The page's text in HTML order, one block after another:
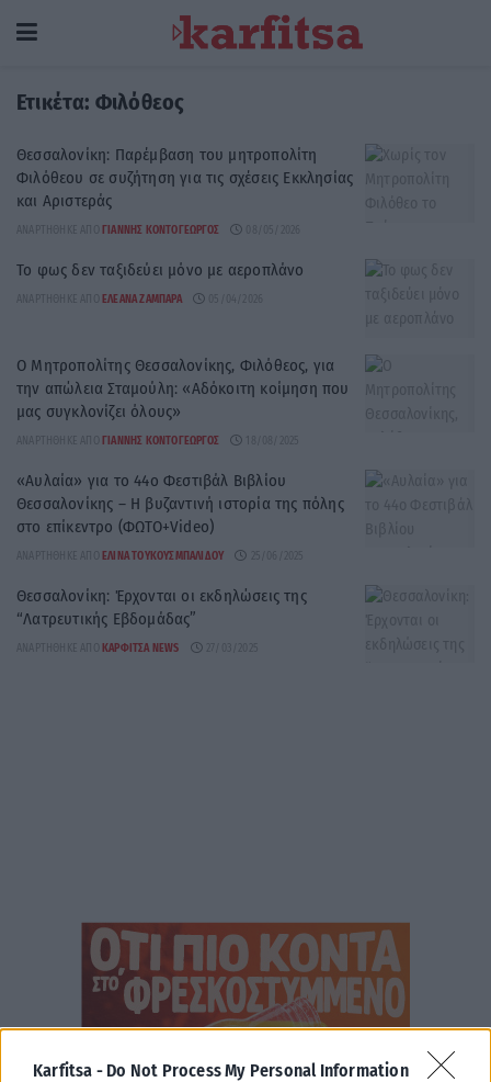
Karfitsa - Do Not Process My Personal Information
Ετικέτα: Φιλόθεος
Θεσσαλονίκη: Παρέμβαση του μητροπολίτη
Φιλόθεου σε συζήτηση για τις σχέσεις Εκκλησίας
και Αριστεράς
ΑΝΑΡΤΉΘΗΚΕ ΑΠΌ ΓΙΆΝΝΗΣ ΚΟΝΤΟΓΕΏΡΓΟΣ
Το φως δεν ταξιδεύει μόνο με αεροπλάνο
ΑΝΑΡΤΉΘΗΚΕ ΑΠΌ ΕΛΕΆΝΑ ΖΑΜΠΆΡΑ
Ο Μητροπολίτης Θεσσαλονίκης, Φιλόθεος, για
την απώλεια Σταμούλη: «Αδόκοιτη κοίμηση που
μας συγκλονίζει όλους»
ΑΝΑΡΤΉΘΗΚΕ ΑΠΌ ΓΙΆΝΝΗΣ ΚΟΝΤΟΓΕΏΡΓΟΣ
«Αυλαία» για το 44ο Φεστιβάλ Βιβλίου
Θεσσαλονίκης – Η βυζαντινή ιστορία της πόλης
στο επίκεντρο (ΦΩΤΟ+Video)
ΑΝΑΡΤΉΘΗΚΕ ΑΠΌ ΕΛΊΝΑ ΤΟΥΚΟΥΣΜΠΑΛΊΔΟΥ
Θεσσαλονίκη: Έρχονται οι εκδηλώσεις της
“Λατρευτικής Εβδομάδας”
ΑΝΑΡΤΉΘΗΚΕ ΑΠΌ ΚΑΡΦΙΤΣΑ NEWS